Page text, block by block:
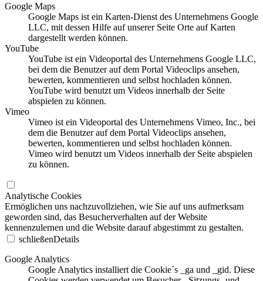
Google Maps
Google Maps ist ein Karten-Dienst des Unternehmens Google
LLC, mit dessen Hilfe auf unserer Seite Orte auf Karten
dargestellt werden können.
YouTube
YouTube ist ein Videoportal des Unternehmens Google LLC,
bei dem die Benutzer auf dem Portal Videoclips ansehen,
bewerten, kommentieren und selbst hochladen können.
YouTube wird benutzt um Videos innerhalb der Seite
abspielen zu können.
Vimeo
Vimeo ist ein Videoportal des Unternehmens Vimeo, Inc., bei
dem die Benutzer auf dem Portal Videoclips ansehen,
bewerten, kommentieren und selbst hochladen können.
Vimeo wird benutzt um Videos innerhalb der Seite abspielen
zu können.
Analytische Cookies
Ermöglichen uns nachzuvollziehen, wie Sie auf uns aufmerksam
geworden sind, das Besucherverhalten auf der Website
kennenzulernen und die Website darauf abgestimmt zu gestalten.
schließenDetails
Google Analytics
Google Analytics installiert die Cookie´s _ga und _gid. Diese